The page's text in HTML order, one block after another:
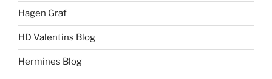
Hagen Graf
HD Valentins Blog
Hermines Blog